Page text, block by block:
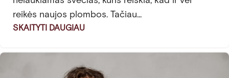
reikės naujos plombos. Tačiau...
SKAITYTI DAUGIAU